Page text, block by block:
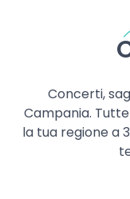
Concerti,
Campania.
la tua regione a